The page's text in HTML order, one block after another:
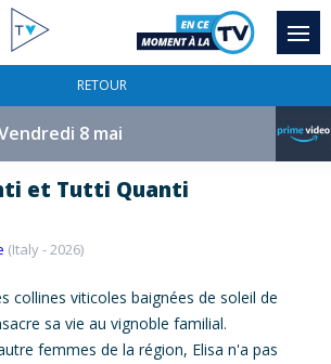
RETOUR
8 mai
et Tutti Quanti
(Italy - 2026)
collines viticoles baignées de soleil de
sa vie au vignoble familial.
femmes de la région, Elisa n'a pas